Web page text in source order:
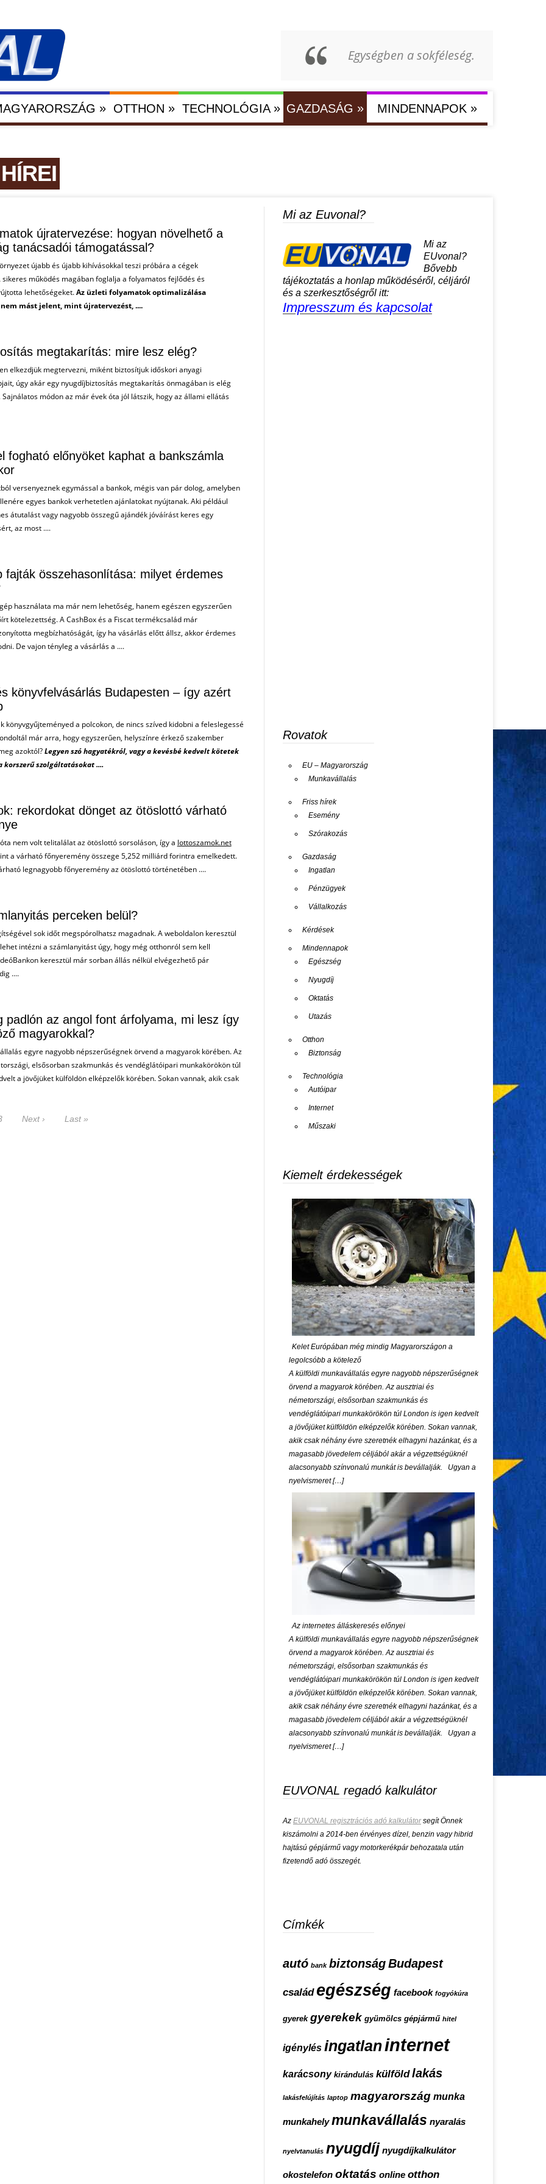
Egységben a sokféleség.
» OTTHON » TECHNOLÓGIA» GAZDASÁG » MINDENNAPOK »
újratervezése: hogyan növelhető a
tanácsadói támogatással?
újabb és újabb kihívásokkal teszi próbára a cégek
működés magában foglalja a folyamatos fejlődés és
lehetőségeket.Az üzleti folyamatok optimalizálása
mást jelent, mint újratervezést, ....
megtakarítás: mire lesz elég?
elkezdjük megtervezni, miként biztosítjuk időskori anyagi
úgy akár egy nyugdíjbiztosítás megtakarítás önmagában is elég
módon az már évek óta jól látszik, hogy az állami ellátás
fogható előnyöket kaphat a bankszámla
versenyeznek egymással a bankok, mégis van pár dolog, amelyben
egyes bankok verhetetlen ajánlatokat nyújtanak. Aki például
átutalást vagy nagyobb összegű ajándék jóváírást keres egy
az most ....
fajták összehasonlítása: milyet érdemes
használata ma már nem lehetőség, hanem egészen egyszerűen
kötelezettség. A CashBox és a Fiscat termékcsalád már
megbízhatóságát, így ha vásárlás előtt állsz, akkor érdemes
De vajon tényleg a vásárlás a ....
könyvfelvásárlás Budapesten – így azért
könyvgyűjteményed a polcokon, de nincs szíved kidobni a feleslegessé
már arra, hogy egyszerűen, helyszínre érkező szakember
azoktól?Legyen szó hagyatékról, vagy a kevésbé kedvelt kötetek
szolgáltatásokat ....
rekordokat dönget az ötöslottó várható
nem volt telitalálat az ötöslottó sorsoláson, így a lottoszamok.net
a várható főnyeremény összege 5,252 milliárd forintra emelkedett.
legnagyobb főnyeremény az ötöslottó történetében ....
perceken belül?
sok időt megspórolhatsz magadnak. A weboldalon keresztül
intézni a számlanyitást úgy, hogy még otthonról sem kell
keresztül már sorban állás nélkül elvégezhető pár
....
padlón az angol font árfolyama, mi lesz így
magyarokkal?
egyre nagyobb népszerűségnek örvend a magyarok körében. Az
elsősorban szakmunkás és vendéglátóipari munkakörökön túl
a jövőjüket külföldön elképzelők körében. Sokan vannak, akik csak
Next › Last »
Mi az Euvonal?
Mi az
EUvonal?
Bővebb
tájékoztatás a honlap működéséről, céljáról
és a szerkesztőségről itt:
Impresszum és kapcsolat
Rovatok
EU – Magyarország
Munkavállalás
Friss hírek
Esemény
Szórakozás
Gazdaság
Ingatlan
Pénzügyek
Vállalkozás
Kérdések
Mindennapok
Egészség
Nyugdíj
Oktatás
Utazás
Otthon
Biztonság
Technológia
Autóipar
Internet
Műszaki
Kiemelt érdekességek
Kelet Európában még mindig Magyarországon a
legolcsóbb a kötelező
A külföldi munkavállalás egyre nagyobb népszerűségnek
örvend a magyarok körében. Az ausztriai és
németországi, elsősorban szakmunkás és
vendéglátóipari munkakörökön túl London is igen kedvelt
a jövőjüket külföldön elképzelők körében. Sokan vannak,
akik csak néhány évre szeretnék elhagyni hazánkat, és a
magasabb jövedelem céljából akár a végzettségüknél
alacsonyabb színvonalú munkát is bevállalják. Ugyan a
nyelvismeret […]
Az internetes álláskeresés előnyei
A külföldi munkavállalás egyre nagyobb népszerűségnek
örvend a magyarok körében. Az ausztriai és
németországi, elsősorban szakmunkás és
vendéglátóipari munkakörökön túl London is igen kedvelt
a jövőjüket külföldön elképzelők körében. Sokan vannak,
akik csak néhány évre szeretnék elhagyni hazánkat, és a
magasabb jövedelem céljából akár a végzettségüknél
alacsonyabb színvonalú munkát is bevállalják. Ugyan a
nyelvismeret […]
EUVONAL regadó kalkulátor
Az EUVONAL regisztrációs adó kalkulátorsegít Önnek
kiszámolni a 2014-ben érvényes dízel, benzin vagy hibrid
hajtású gépjármű vagy motorkerékpár behozatala után
fizetendő adó összegét.
Címkék
autó bank biztonságBudapest
család egészség facebook fogyókúra
gyerek gyerekek gyümölcs gépjármű hitel
igénylés ingatlaninternet
karácsony kirándulás külföld lakás
lakásfelújítás laptop magyarország munka
munkahely munkavállalás nyaralás
nyelvtanulás nyugdíj nyugdíjkalkulátor
okostelefon oktatás online otthon